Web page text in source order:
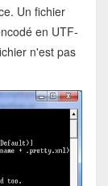
Un fichier
en UTF-
n'est pas